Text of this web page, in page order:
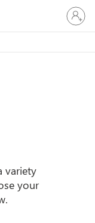
Sign
in
to
account
variety
your